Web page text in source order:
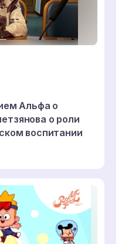
Альфа о
о роли
воспитании